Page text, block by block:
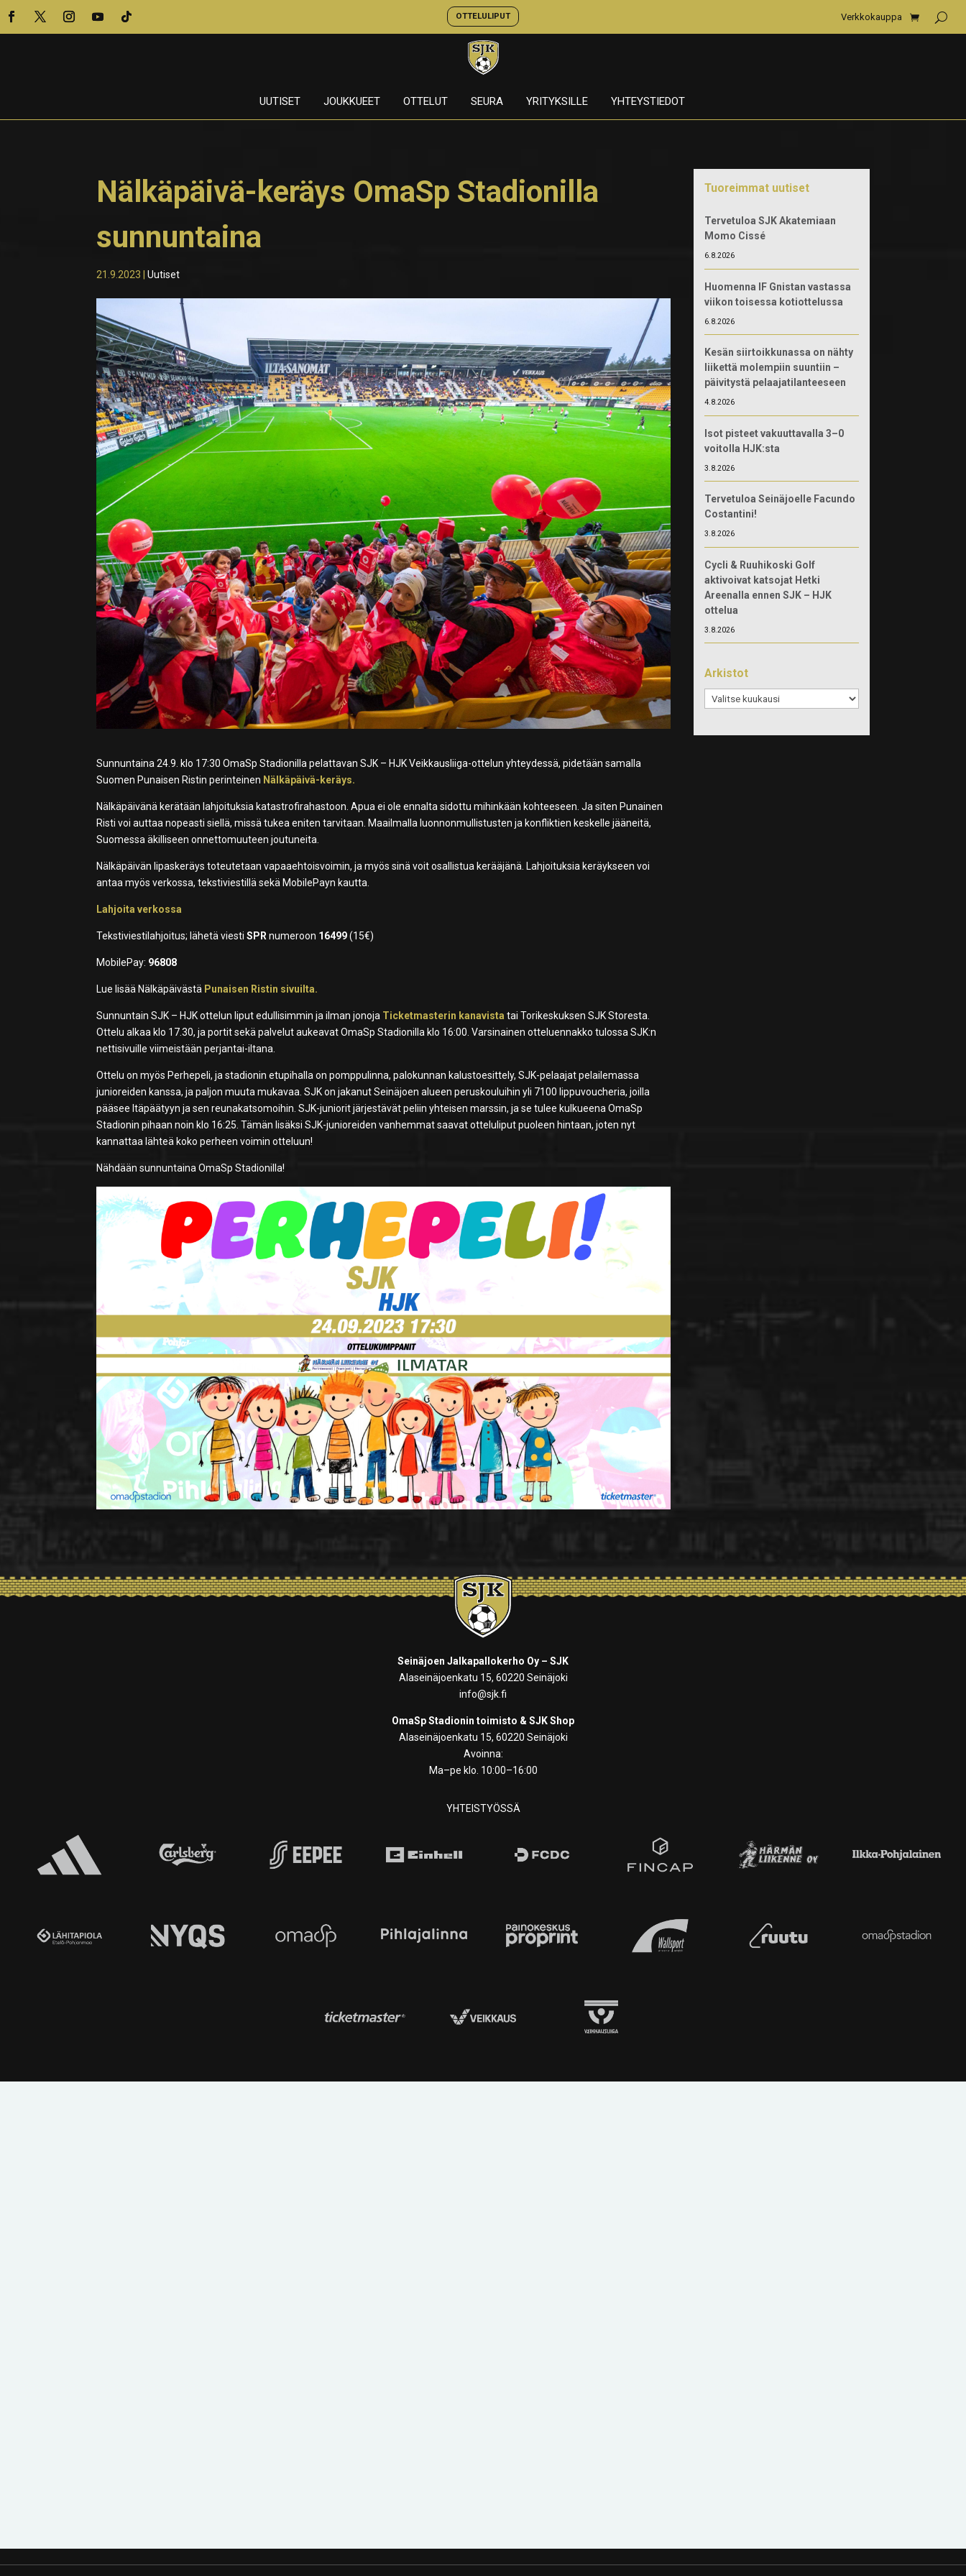
OTTELULIPUT Verkkokauppa
UUTISET JOUKKUEET OTTELUT SEURA YRITYKSILLE YHTEYSTIEDOT
Nälkäpäivä-keräys OmaSp Stadionilla
sunnuntaina
21.9.2023 |Uutiset
Sunnuntaina 24.9. klo 17:30 OmaSp Stadionilla pelattavan SJK – HJK Veikkausliiga-ottelun yhteydessä, pidetään samalla
Suomen Punaisen Ristin perinteinen Nälkäpäivä-keräys.
Nälkäpäivänä kerätään lahjoituksia katastrofirahastoon. Apua ei ole ennalta sidottu mihinkään kohteeseen. Ja siten Punainen
Risti voi auttaa nopeasti siellä, missä tukea eniten tarvitaan. Maailmalla luonnonmullistusten ja konfliktien keskelle jääneitä,
Suomessa äkilliseen onnettomuuteen joutuneita.
Nälkäpäivän lipaskeräys toteutetaan vapaaehtoisvoimin, ja myös sinä voit osallistua kerääjänä. Lahjoituksia keräykseen voi
antaa myös verkossa, tekstiviestillä sekä MobilePayn kautta.
Lahjoita verkossa
Tekstiviestilahjoitus; lähetä viestiSPR numeroon 16499(15€)
MobilePay: 96808
Lue lisää Nälkäpäivästä Punaisen Ristin sivuilta.
Sunnuntain SJK – HJK ottelun liput edullisimmin ja ilman jonoja Ticketmasterin kanavista tai Torikeskuksen SJK Storesta.
Ottelu alkaa klo 17.30, ja portit sekä palvelut aukeavat OmaSp Stadionilla klo 16:00. Varsinainen otteluennakko tulossa SJK:n
nettisivuille viimeistään perjantai-iltana.
Ottelu on myös Perhepeli, ja stadionin etupihalla on pomppulinna, palokunnan kalustoesittely, SJK-pelaajat pelailemassa
junioreiden kanssa, ja paljon muuta mukavaa. SJK on jakanut Seinäjoen alueen peruskouluihin yli 7100 lippuvoucheria, joilla
pääsee Itäpäätyyn ja sen reunakatsomoihin. SJK-juniorit järjestävät peliin yhteisen marssin, ja se tulee kulkueena OmaSp
Stadionin pihaan noin klo 16:25. Tämän lisäksi SJK-junioreiden vanhemmat saavat otteluliput puoleen hintaan, joten nyt
kannattaa lähteä koko perheen voimin otteluun!
Nähdään sunnuntaina OmaSp Stadionilla!
Tuoreimmat uutiset
Tervetuloa SJK Akatemiaan
Momo Cissé
6.8.2026
Huomenna IF Gnistan vastassa
viikon toisessa kotiottelussa
6.8.2026
Kesän siirtoikkunassa on nähty
liikettä molempiin suuntiin –
päivitystä pelaajatilanteeseen
4.8.2026
Isot pisteet vakuuttavalla 3–0
voitolla HJK:sta
3.8.2026
Tervetuloa Seinäjoelle Facundo
Costantini!
3.8.2026
Cycli & Ruuhikoski Golf
aktivoivat katsojat Hetki
Areenalla ennen SJK – HJK
ottelua
3.8.2026
Arkistot
Arkistot
Seinäjoen Jalkapallokerho Oy – SJK
Alaseinäjoenkatu 15, 60220 Seinäjoki
info@sjk.fi
OmaSp Stadionin toimisto & SJK Shop
Alaseinäjoenkatu 15, 60220 Seinäjoki
Avoinna:
Ma–pe klo. 10:00–16:00
YHTEISTYÖSSÄ